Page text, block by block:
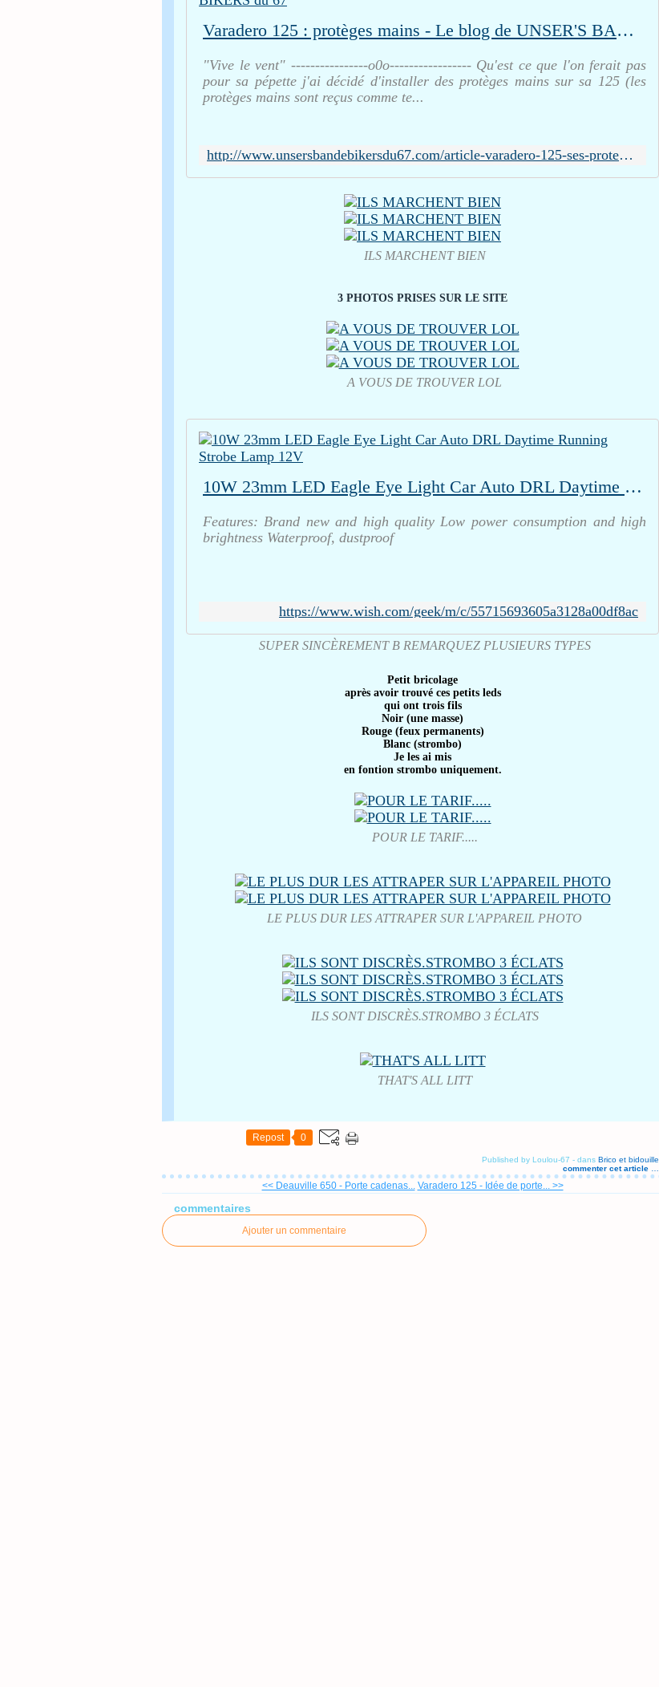
Varadero 125 : protèges mains - Le blog de UNSER'S BANDE DE BIKERS du 67
"Vive le vent" ----------------o0o----------------- Qu'est ce que l'on ferait pas
pour sa pépette j'ai décidé d'installer des protèges mains sur sa 125 (les
protèges mains sont reçus comme te...
http://www.unsersbandebikersdu67.com/article-varadero-125-ses-proteges-mains-99088081.html
ILS MARCHENT BIEN
3 PHOTOS PRISES SUR LE SITE
A VOUS DE TROUVER LOL
10W 23mm LED Eagle Eye Light Car Auto DRL Daytime Running Strobe Lamp 12V
Features: Brand new and high quality Low power consumption and high
brightness Waterproof, dustproof
https://www.wish.com/geek/m/c/55715693605a3128a00df8ac
SUPER SINCÈREMENT B REMARQUEZ PLUSIEURS TYPES
Petit bricolage
après avoir trouvé ces petits leds
qui ont trois fils
Noir (une masse)
Rouge (feux permanents)
Blanc (strombo)
Je les ai mis
en fontion strombo uniquement.
POUR LE TARIF.....
LE PLUS DUR LES ATTRAPER SUR L'APPAREIL PHOTO
ILS SONT DISCRÈS.STROMBO 3 ÉCLATS
THAT'S ALL LITT
Repost 0
Published by Loulou-67 - dans Brico et bidouille
commenter cet article
<< Deauville 650 - Porte cadenas... Varadero 125 - Idée de porte... >>
commentaires
Ajouter un commentaire